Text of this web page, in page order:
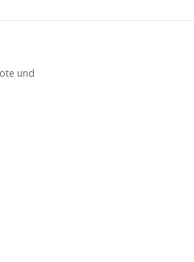
und